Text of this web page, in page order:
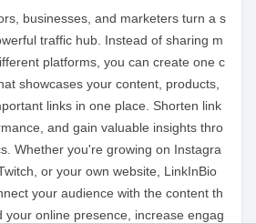
businesses, and marketers turn a s
traffic hub. Instead of sharing m
platforms, you can create one c
showcases your content, products,
links in one place. Shorten link
and gain valuable insights thro
Whether you're growing on Instagra
or your own website, LinkInBio
your audience with the content th
your online presence, increase engag